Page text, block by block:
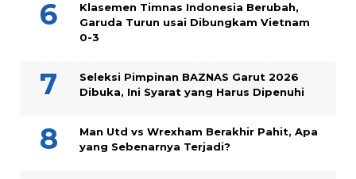
Klasemen Timnas Indonesia Berubah,
Garuda Turun usai Dibungkam Vietnam
0-3
Seleksi Pimpinan BAZNAS Garut 2026
Dibuka, Ini Syarat yang Harus Dipenuhi
Man Utd vs Wrexham Berakhir Pahit, Apa
yang Sebenarnya Terjadi?